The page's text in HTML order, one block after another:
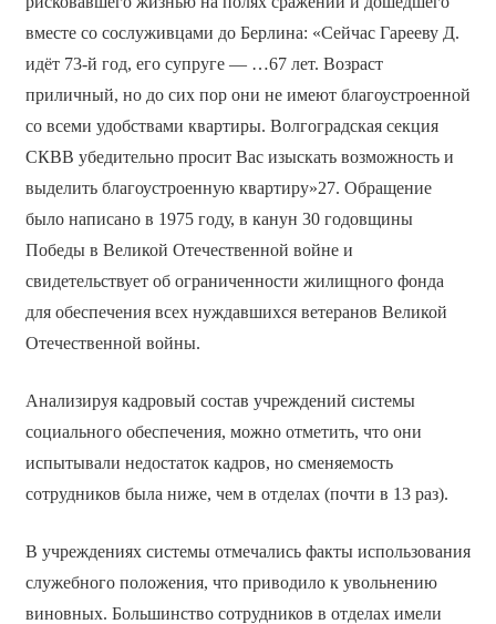
вместе со сослуживцами до Берлина: «Сейчас Гарееву Д.
идёт 73-й год, его супруге — …67 лет. Возраст
приличный, но до сих пор они не имеют благоустроенной
со всеми удобствами квартиры. Волгоградская секция
СКВВ убедительно просит Вас изыскать возможность и
выделить благоустроенную квартиру»27. Обращение
было написано в 1975 году, в канун 30 годовщины
Победы в Великой Отечественной войне и
свидетельствует об ограниченности жилищного фонда
для обеспечения всех нуждавшихся ветеранов Великой
Отечественной войны.
Анализируя кадровый состав учреждений системы
социального обеспечения, можно отметить, что они
испытывали недостаток кадров, но сменяемость
сотрудников была ниже, чем в отделах (почти в 13 раз).
В учреждениях системы отмечались факты использования
служебного положения, что приводило к увольнению
виновных. Большинство сотрудников в отделах имели